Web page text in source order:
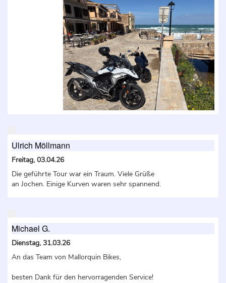
Ulrich Möllmann
Freitag, 03.04.26
Die geführte Tour war ein Traum. Viele Grüße
an Jochen. Einige Kurven waren sehr spannend.
Michael G.
Dienstag, 31.03.26
An das Team von Mallorquin Bikes,
besten Dank für den hervorragenden Service!